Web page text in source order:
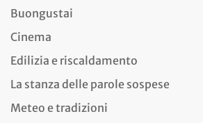
Buongustai
Cinema
Edilizia e riscaldamento
La stanza delle parole sospese
Meteo e tradizioni